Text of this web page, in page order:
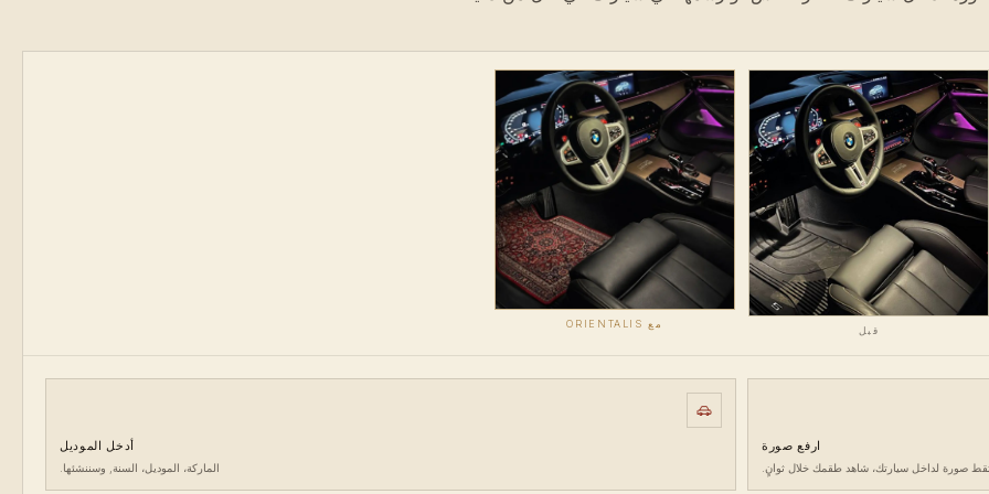
قبل
مع ORIENTALIS
ارفع صورة
صورة لداخل سيارتك، شاهد طقمك خلال ثوانٍ.
أدخل الموديل
الماركة، الموديل، السنة, وسننشئها.